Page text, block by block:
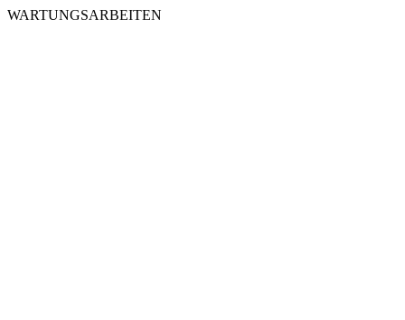
WARTUNGSARBEITEN